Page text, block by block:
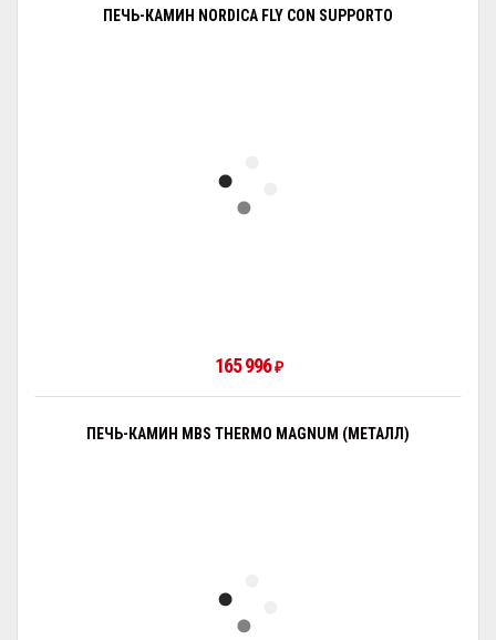
ПЕЧЬ-КАМИН NORDICA FLY CON SUPPORTO
165 996₽
ПЕЧЬ-КАМИН MBS THERMO MAGNUM (МЕТАЛЛ)